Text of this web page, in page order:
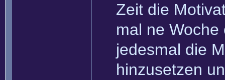
Zeit die
mal ne
jedesmal die
hinzusetzen